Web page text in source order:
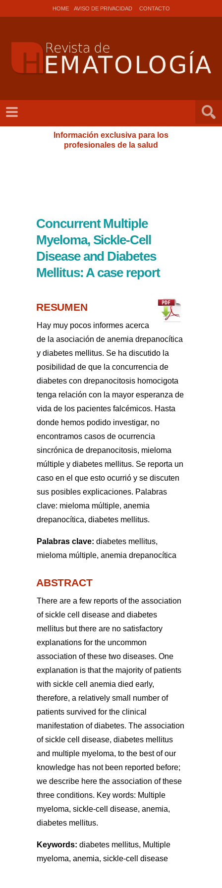
HOME AVISO DE PRIVACIDAD CONTACTO
Información exclusiva para los
profesionales de la salud
Concurrent Multiple
Myeloma, Sickle-Cell
Disease and Diabetes
Mellitus: A case report
RESUMEN
Hay muy pocos informes acerca
de la asociación de anemia drepanocítica
y diabetes mellitus. Se ha discutido la
posibilidad de que la concurrencia de
diabetes con drepanocitosis homocigota
tenga relación con la mayor esperanza de
vida de los pacientes falcémicos. Hasta
donde hemos podido investigar, no
encontramos casos de ocurrencia
sincrónica de drepanocitosis, mieloma
múltiple y diabetes mellitus. Se reporta un
caso en el que esto ocurrió y se discuten
sus posibles explicaciones. Palabras
clave: mieloma múltiple, anemia
drepanocítica, diabetes mellitus.
Palabras clave: diabetes mellitus,
mieloma múltiple, anemia drepanocítica
ABSTRACT
There are a few reports of the association
of sickle cell disease and diabetes
mellitus but there are no satisfactory
explanations for the uncommon
association of these two diseases. One
explanation is that the majority of patients
with sickle cell anemia died early,
therefore, a relatively small number of
patients survived for the clinical
manifestation of diabetes. The association
of sickle cell disease, diabetes mellitus
and multiple myeloma, to the best of our
knowledge has not been reported before;
we describe here the association of these
three conditions. Key words: Multiple
myeloma, sickle-cell disease, anemia,
diabetes mellitus.
Keywords: diabetes mellitus, Multiple
myeloma, anemia, sickle-cell disease